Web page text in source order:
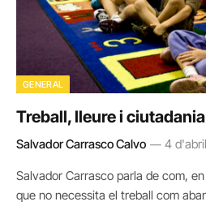
GENERAL
Treball, lleure i ciutadania
Salvador Carrasco Calvo 4
Salvador Carrasco parla de com,
que no necessita el treball com